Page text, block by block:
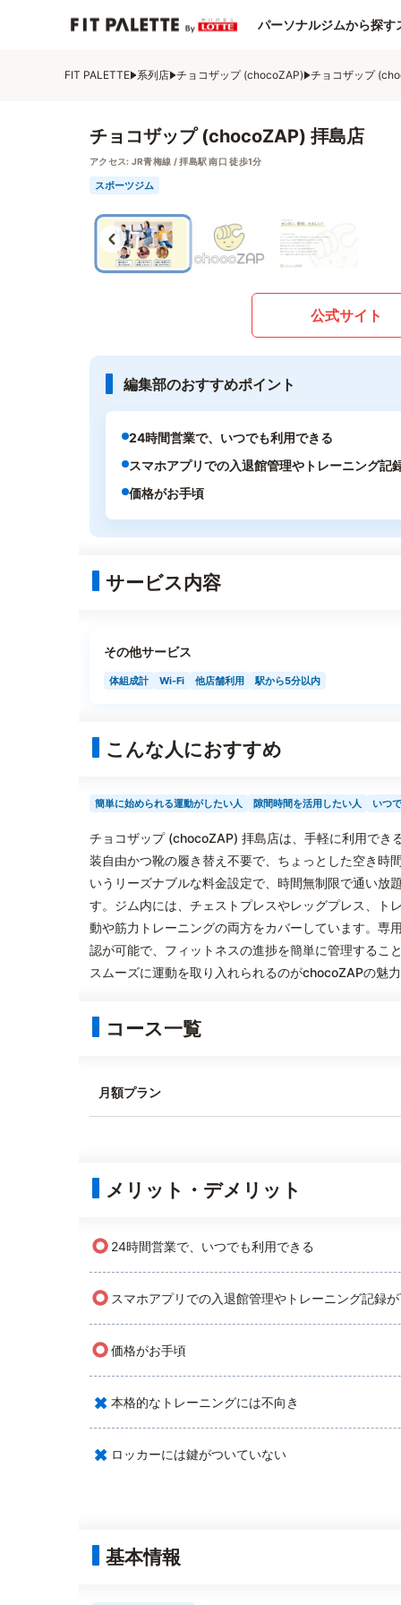
パーソナルジムから探す
FIT PALETTE 系列店 チョコザップ (chocoZAP) チョコザップ
チョコザップ (chocoZAP) 拝島店
アクセス: JR青梅線 / 拝島駅 南口 徒歩1分
スポーツジム
公式サイト
編集部のおすすめポイント
24時間営業で、いつでも利用できる
スマホアプリでの入退館管理やトレーニング記
価格がお手頃
サービス内容
その他サービス
体組成計 Wi-Fi 他店舗利用 駅から5分以内
こんな人におすすめ
簡単に始められる運動がしたい人 隙間時間を活用したい人 いつ
チョコザップ (chocoZAP) 拝島店は、手軽に利用でき
装自由かつ靴の履き替え不要で、ちょっとした空き
いうリーズナブルな料金設定で、時間無制限で通い放
す。ジム内には、チェストプレスやレッグプレス、ト
動や筋力トレーニングの両方をカバーしています。専
認が可能で、フィットネスの進捗を簡単に管理するこ
スムーズに運動を取り入れられるのがchocoZAPの魅
コース一覧
月額プラン
メリット・デメリット
○ 24時間営業で、いつでも利用できる
○ スマホアプリでの入退館管理やトレーニング記録
○価格がお手頃
× 本格的なトレーニングには不向き
× ロッカーには鍵がついていない
基本情報